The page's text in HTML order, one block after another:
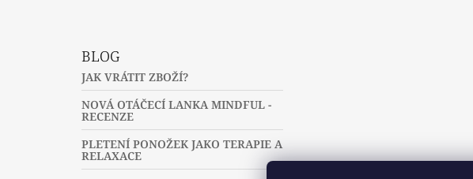
BLOG
JAK VRÁTIT ZBOŽÍ?
NOVÁ OTÁČECÍ LANKA MINDFUL -
RECENZE
PLETENÍ PONOŽEK JAKO TERAPIE A
RELAXACE